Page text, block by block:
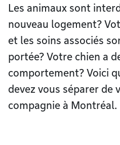
Les animaux sont
nouveau logement?
et les soins associés
portée? Votre chien a
comportement? Voici
devez vous séparer de
compagnie à Montréal.